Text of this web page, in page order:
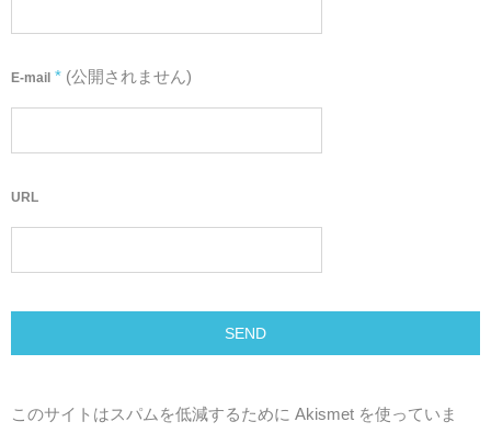
E-mail * (公開されません)
URL
このサイトはスパムを低減するために Akismet を使っていま